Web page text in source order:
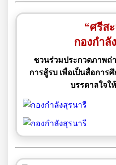
“ศรีส
กองกำลั
ชวนร่วมประกวดภาพถ่
การสู้รบ เพื่อเป็นสื่อการ
บรรดาลใจใ